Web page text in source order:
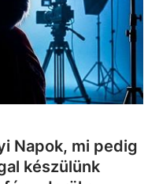
Napok, mi pedig
készülünk